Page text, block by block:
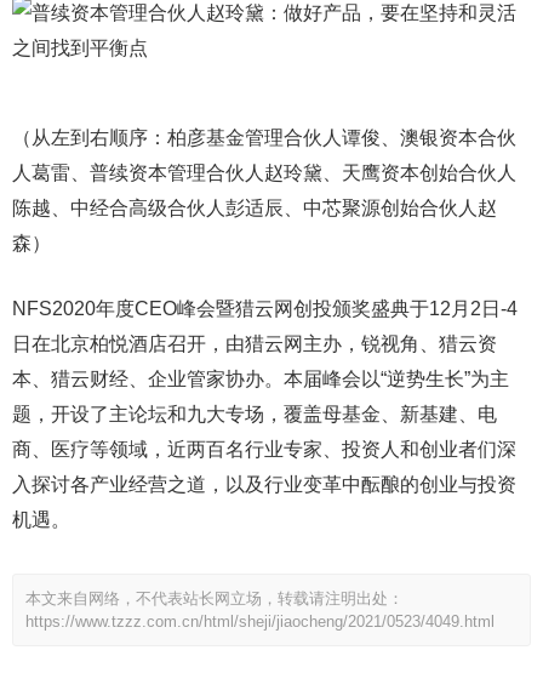
（从左到右顺序：柏彦基金管理合伙人谭俊、澳银资本合伙
人葛雷、普续资本管理合伙人赵玲黛、天鹰资本创始合伙人
陈越、中经合高级合伙人彭适辰、中芯聚源创始合伙人赵
森）
NFS2020年度CEO峰会暨猎云网创投颁奖盛典于12月2日-4
日在北京柏悦酒店召开，由猎云网主办，锐视角、猎云资
本、猎云财经、企业管家协办。本届峰会以“逆势生长”为主
题，开设了主论坛和九大专场，覆盖母基金、新基建、电
商、医疗等领域，近两百名行业专家、投资人和创业者们深
入探讨各产业经营之道，以及行业变革中酝酿的创业与投资
机遇。
本文来自网络，不代表站长网立场，转载请注明出处：
https://www.tzzz.com.cn/html/sheji/jiaocheng/2021/0523/4049.html